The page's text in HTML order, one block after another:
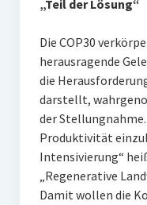
„Teil der Lösung“
Die COP30
herausragende
die
darstellt,
der
Produktivität
Intensivierung“
„Regenerative
Damit wollen die